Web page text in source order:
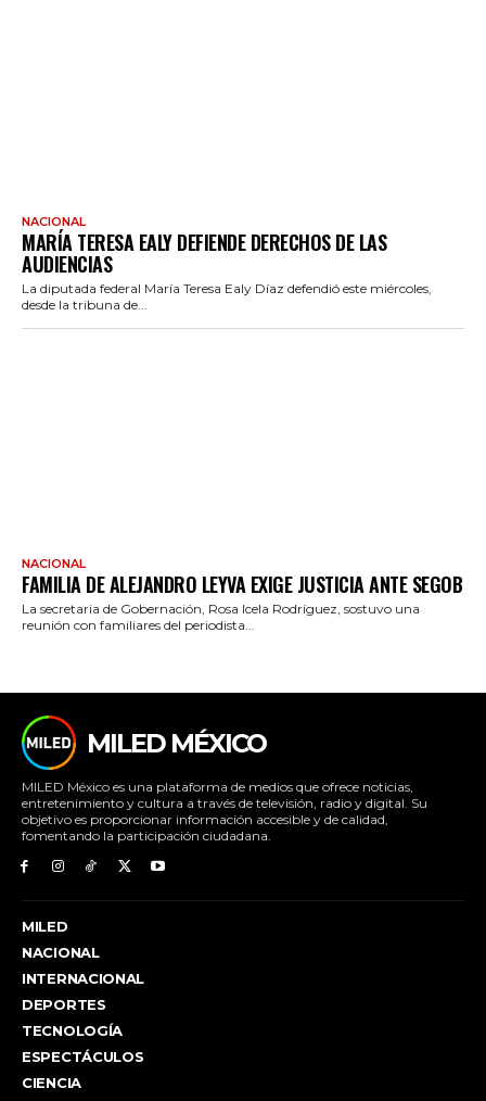
NACIONAL
MARÍA TERESA EALY DEFIENDE DERECHOS DE LAS
AUDIENCIAS
La diputada federal María Teresa Ealy Díaz defendió este miércoles,
desde la tribuna de...
NACIONAL
FAMILIA DE ALEJANDRO LEYVA EXIGE JUSTICIA ANTE SEGOB
La secretaria de Gobernación, Rosa Icela Rodríguez, sostuvo una
reunión con familiares del periodista...
MILED MÉXICO
MILED México es una plataforma de medios que ofrece noticias,
entretenimiento y cultura a través de televisión, radio y digital. Su
objetivo es proporcionar información accesible y de calidad,
fomentando la participación ciudadana.
MILED
NACIONAL
INTERNACIONAL
DEPORTES
TECNOLOGÍA
ESPECTÁCULOS
CIENCIA